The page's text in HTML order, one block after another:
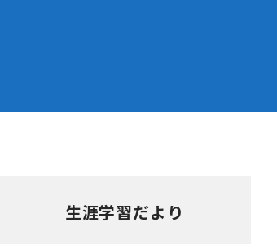
生涯学習だより